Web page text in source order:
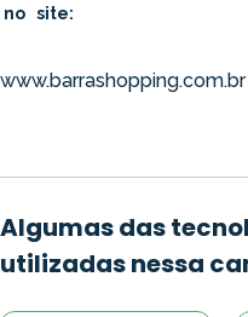
no site:
www.barrashopping.com.br
Algumas das
utilizadas nessa